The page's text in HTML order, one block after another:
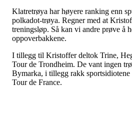
Klatretrøya har høyere ranking enn
polkadot-trøya. Regner med at
treningsløp. Så kan vi andre prøve å
oppoverbakkene.
I tillegg til Kristoffer deltok Trine,
Tour de Trondheim. De vant ingen
Bymarka, i tillegg rakk sportsidiotene
Tour de France.